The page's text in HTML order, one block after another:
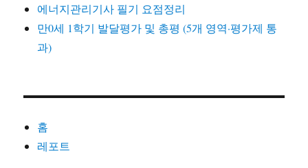
에너지관리기사 필기 요점정리
만0세 1학기 발달평가 및 총평 (5개 영역·평가제 통
과)
홈
레포트